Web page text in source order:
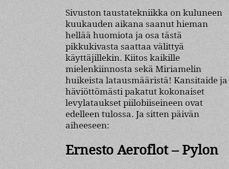
Sivuston taustatekniikka on kuluneen
kuukauden aikana saanut hieman
hellää huomiota ja osa tästä
pikkukivasta saattaa välittyä
käyttäjillekin. Kiitos kaikille
mielenkiinnosta sekä Miriamelin
huikeista latausmääristä! Kansitaide ja
häviöttömästi pakatut kokonaiset
levylataukset piilobiiseineen ovat
edelleen tulossa. Ja sitten päivän
aiheeseen:
Ernesto Aeroflot – Pylon